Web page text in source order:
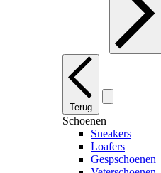
Terug
Schoenen
Sneakers
Loafers
Gespschoenen